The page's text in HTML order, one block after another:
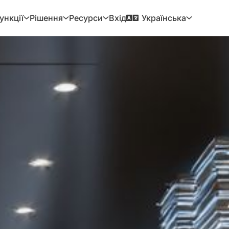
Рішення Ресурси Вхід Українська